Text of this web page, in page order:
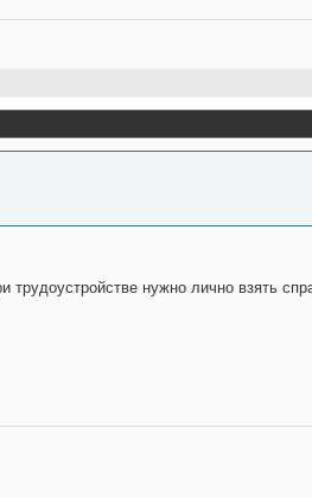
нужно лично взять